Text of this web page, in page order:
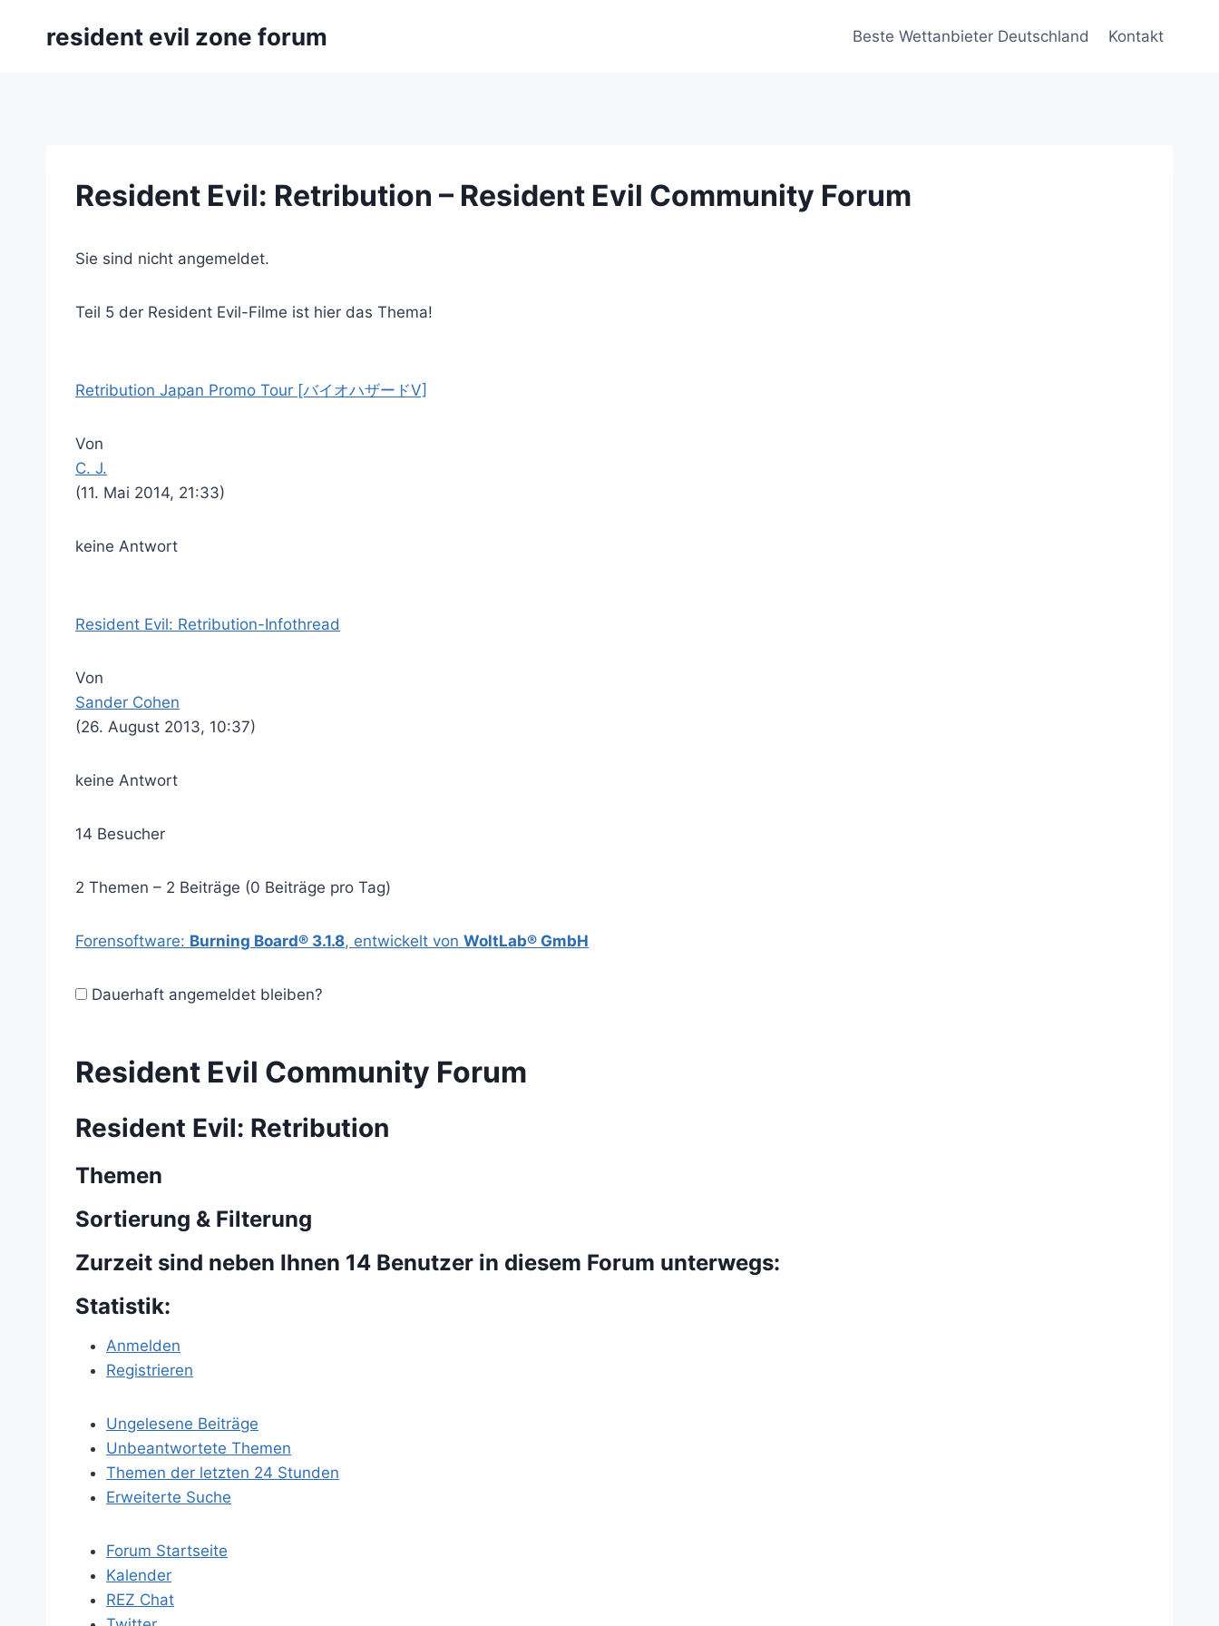
resident evil zone forum Beste Wettanbieter Deutschland Kontakt
Resident Evil: Retribution – Resident Evil Community Forum
Sie sind nicht angemeldet.
Teil 5 der Resident Evil-Filme ist hier das Thema!
Retribution Japan Promo Tour [バイオハザードV]
Von
C. J.
(11. Mai 2014, 21:33)
keine Antwort
Resident Evil: Retribution-Infothread
Von
Sander Cohen
(26. August 2013, 10:37)
keine Antwort
14 Besucher
2 Themen – 2 Beiträge (0 Beiträge pro Tag)
Forensoftware: Burning Board® 3.1.8, entwickelt von WoltLab® GmbH
Dauerhaft angemeldet bleiben?
Resident Evil Community Forum
Resident Evil: Retribution
Themen
Sortierung & Filterung
Zurzeit sind neben Ihnen 14 Benutzer in diesem Forum unterwegs:
Statistik:
Anmelden
Registrieren
Ungelesene Beiträge
Unbeantwortete Themen
Themen der letzten 24 Stunden
Erweiterte Suche
Forum Startseite
Kalender
REZ Chat